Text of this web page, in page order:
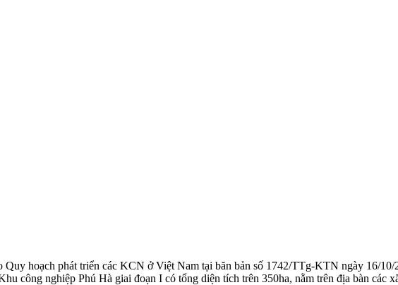
hoạch phát triển các KCN ở Việt Nam tại băn bản số 1742/TTg-KTN ngày 16/
công nghiệp Phú Hà giai đoạn I có tổng diện tích trên 350ha, nằm trên địa bàn các